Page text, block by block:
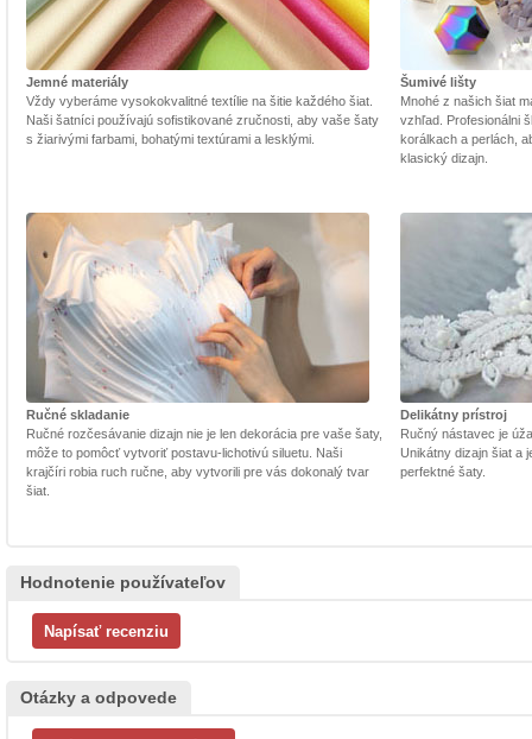
Jemné materiály
Vždy vyberáme vysokokvalitné textílie na šitie každého šiat.
Naši šatníci používajú sofistikované zručnosti, aby vaše šaty
s žiarivými farbami, bohatými textúrami a lesklými.
Šumivé lišty
Mnohé z našich šiat
vzhľad. Profesionálni
korálkach a perlách,
klasický dizajn.
Ručné skladanie
Ručné rozčesávanie dizajn nie je len dekorácia pre vaše šaty,
môže to pomôcť vytvoriť postavu-lichotivú siluetu. Naši
krajčíri robia ruch ručne, aby vytvorili pre vás dokonalý tvar
šiat.
Delikátny prístroj
Ručný nástavec je
Unikátny dizajn šiat a
perfektné šaty.
Hodnotenie používateľov
Otázky a odpovede